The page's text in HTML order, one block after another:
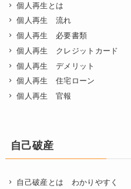
個人再生とは
個人再生 流れ
個人再生 必要書類
個人再生 クレジットカード
個人再生 デメリット
個人再生 住宅ローン
個人再生 官報
自己破産
自己破産とは わかりやすく